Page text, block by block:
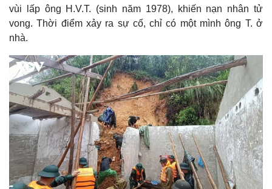
vùi lấp ông H.V.T. (sinh năm 1978), khiến nạn nhân tử
vong. Thời điểm xảy ra sự cố, chỉ có một mình ông T. ở
nhà.